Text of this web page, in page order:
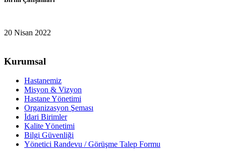
20 Nisan 2022
Kurumsal
Hastanemiz
Misyon & Vizyon
Hastane Yönetimi
Organizasyon Şeması
İdari Birimler
Kalite Yönetimi
Bilgi Güvenliği
Yönetici Randevu / Görüşme Talep Formu